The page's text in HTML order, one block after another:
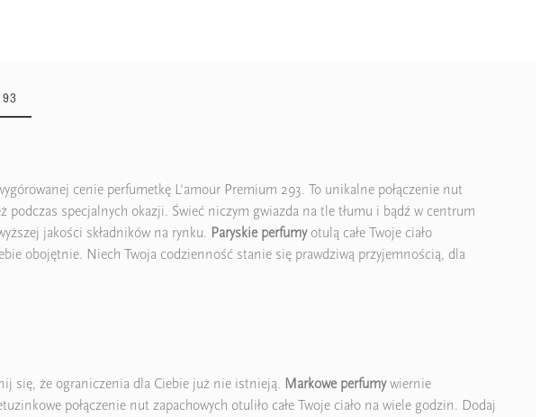
cenie perfumetkę L'amour Premium 293. To unikalne połączenie nut
specjalnych okazji. Świeć niczym gwiazda na tle tłumu i bądź w centrum
jakości składników na rynku. Paryskie perfumyotulą całe Twoje ciało
obojętnie. Niech Twoja codzienność stanie się prawdziwą przyjemnością, dla
się, że ograniczenia dla Ciebie już nie istnieją. Markowe perfumywiernie
połączenie nut zapachowych otuliło całe Twoje ciało na wiele godzin. Dodaj